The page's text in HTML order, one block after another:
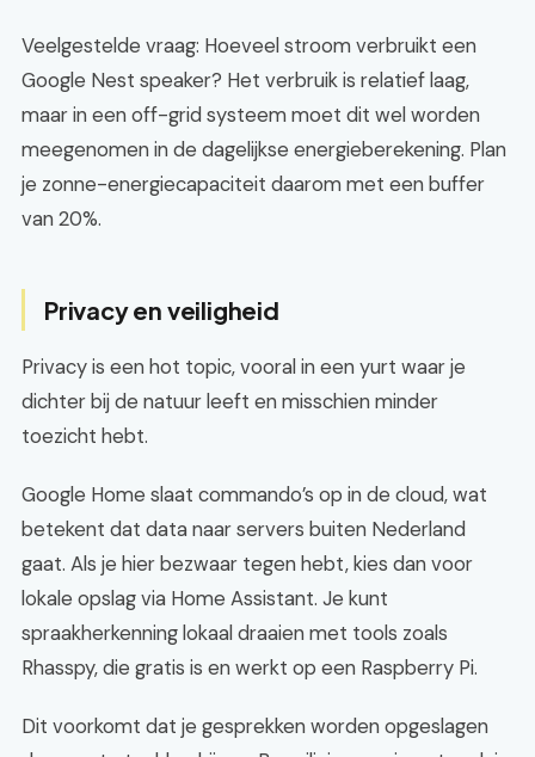
Veelgestelde vraag: Hoeveel stroom verbruikt een
Google Nest speaker? Het verbruik is relatief laag,
maar in een off-grid systeem moet dit wel worden
meegenomen in de dagelijkse energieberekening. Plan
je zonne-energiecapaciteit daarom met een buffer
van 20%.
Privacy en veiligheid
Privacy is een hot topic, vooral in een yurt waar je
dichter bij de natuur leeft en misschien minder
toezicht hebt.
Google Home slaat commando’s op in de cloud, wat
betekent dat data naar servers buiten Nederland
gaat. Als je hier bezwaar tegen hebt, kies dan voor
lokale opslag via Home Assistant. Je kunt
spraakherkenning lokaal draaien met tools zoals
Rhasspy, die gratis is en werkt op een Raspberry Pi.
Dit voorkomt dat je gesprekken worden opgeslagen